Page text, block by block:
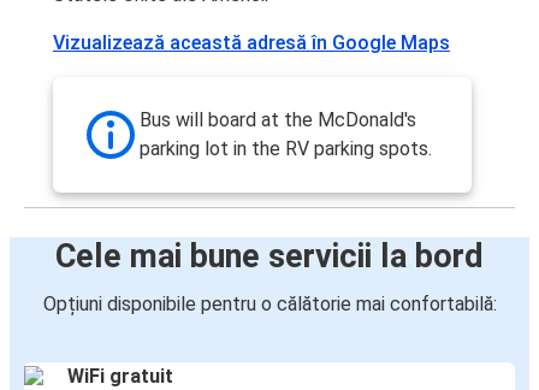
Vizualizează această adresă în Google Maps
Bus will board at the McDonald's
parking lot in the RV parking spots.
Cele mai bune servicii la bord
Opțiuni disponibile pentru o călătorie mai confortabilă:
WiFi gratuit